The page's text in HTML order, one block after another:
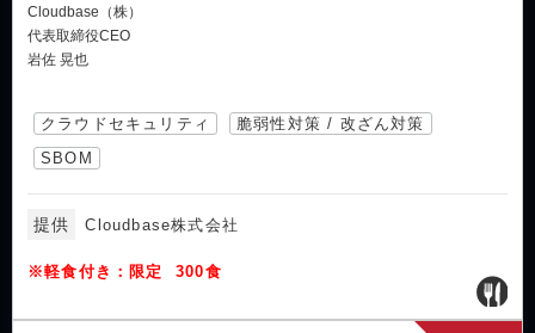
Cloudbase（株）
代表取締役CEO
岩佐 晃也
クラウドセキュリティ
脆弱性対策 / 改ざん対策
SBOM
提供 Cloudbase株式会社
※軽食付き：限定 300食